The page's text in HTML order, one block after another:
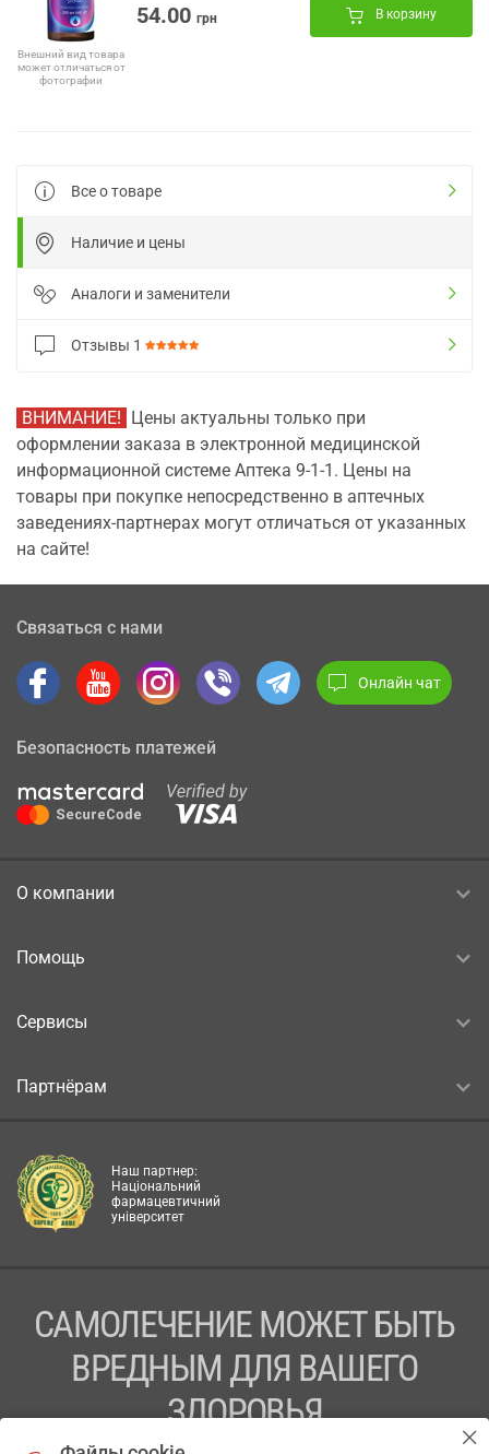
Внешний вид товара
может отличаться от
фотографии
54.00 грн В корзину
Все о товаре
Наличие и цены
Аналоги и заменители
Отзывы 1
ВНИМАНИЕ! Цены актуальны только при
оформлении заказа в электронной медицинской
информационной системе Аптека 9-1-1. Цены на
товары при покупке непосредственно в аптечных
заведениях-партнерах могут отличаться от указанных
на сайте!
Связаться с нами
Онлайн чат
Безопасность платежей
О компании
Помощь
Сервисы
Партнёрам
Наш партнер:
Національний
фармацевтичний
університет
САМОЛЕЧЕНИЕ МОЖЕТ БЫТЬ
ВРЕДНЫМ ДЛЯ ВАШЕГО
ЗДОРОВЬЯ